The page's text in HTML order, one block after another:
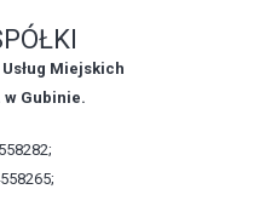
Miejskich
w Gubinie.